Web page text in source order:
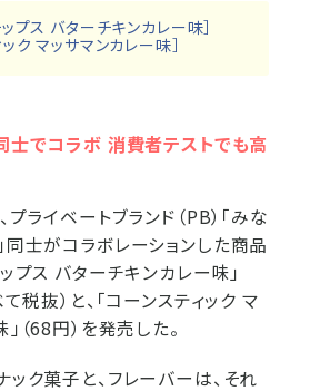
ップス バターチキンカレー味］
ク マッサマンカレー味］
でコラボ 消費者テストでも高
ライベートブランド（PB）「みな
同士がコラボレーションした商品
プス バターチキンカレー味」
税抜）と、「コーンスティック マ
（68円）を発売した。
ック菓子と、フレーバーは、それ